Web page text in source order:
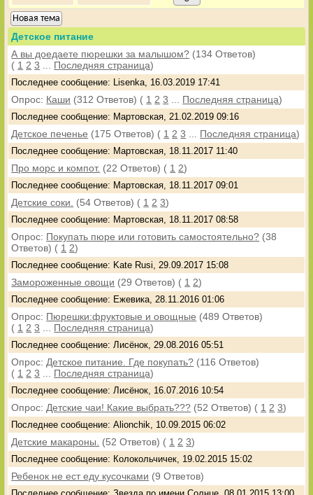
Новая тема
Детское питание
А вы доедаете пюрешки за малышом? (134 Ответов)
( 1 2 3 Последняя страница)
Последнее сообщение: Lisenka, 16.03.2019 17:41
Опрос: Каши (312 Ответов) ( 1 2 3 Последняя страница)
Последнее сообщение: Мартовская, 21.02.2019 09:16
Детское печенье (175 Ответов) ( 1 2 3 Последняя страница)
Последнее сообщение: Мартовская, 18.11.2017 11:40
Про морс и компот. (22 Ответов) ( 1 2)
Последнее сообщение: Мартовская, 18.11.2017 09:01
Детские соки. (54 Ответов) ( 1 2 3)
Последнее сообщение: Мартовская, 18.11.2017 08:58
Опрос: Покупать пюре или готовить самостоятельно? (38
Ответов) ( 1 2)
Последнее сообщение: Kate Rusi, 29.09.2017 15:08
Замороженные овощи (29 Ответов) ( 1 2)
Последнее сообщение: Ежевика, 28.11.2016 01:06
Опрос: Пюрешки:фруктовые и овощные (489 Ответов)
( 1 2 3 Последняя страница)
Последнее сообщение: Лисёнок, 29.08.2016 05:51
Опрос: Детское питание. Где покупать? (116 Ответов)
( 1 2 3 Последняя страница)
Последнее сообщение: Лисёнок, 16.07.2016 10:54
Опрос: Детские чаи! Какие выбрать??? (52 Ответов) ( 1 2 3)
Последнее сообщение: Alionchik, 10.09.2015 06:02
Детские макароны. (52 Ответов) ( 1 2 3)
Последнее сообщение: Колокольчичек, 19.02.2015 15:02
Ребенок не ест еду кусочками (9 Ответов)